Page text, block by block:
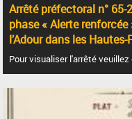
Arrêté préfectoral n°
phase « Alerte
l’Adour dans les Hautes-
Pour visualiser l'arrêté